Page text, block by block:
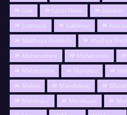
Live
Local News London
Ludhiana
Lukhnow
Madhaya Pradesh
Madhya
Maharashtra
Maharastra
Maharshtra
Mainpuri
Malwa
Mandideep
Mandsaur
Mandsuar